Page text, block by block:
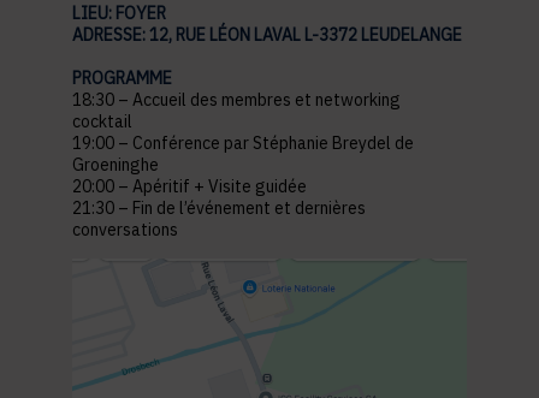
LIEU: FOYER
ADRESSE: 12, RUE LÉON LAVAL L-3372 LEUDELANGE
PROGRAMME
18:30 – Accueil des membres et networking
cocktail
19:00 – Conférence par Stéphanie Breydel de
Groeninghe
20:00 – Apéritif + Visite guidée
21:30 – Fin de l’événement et dernières
conversations